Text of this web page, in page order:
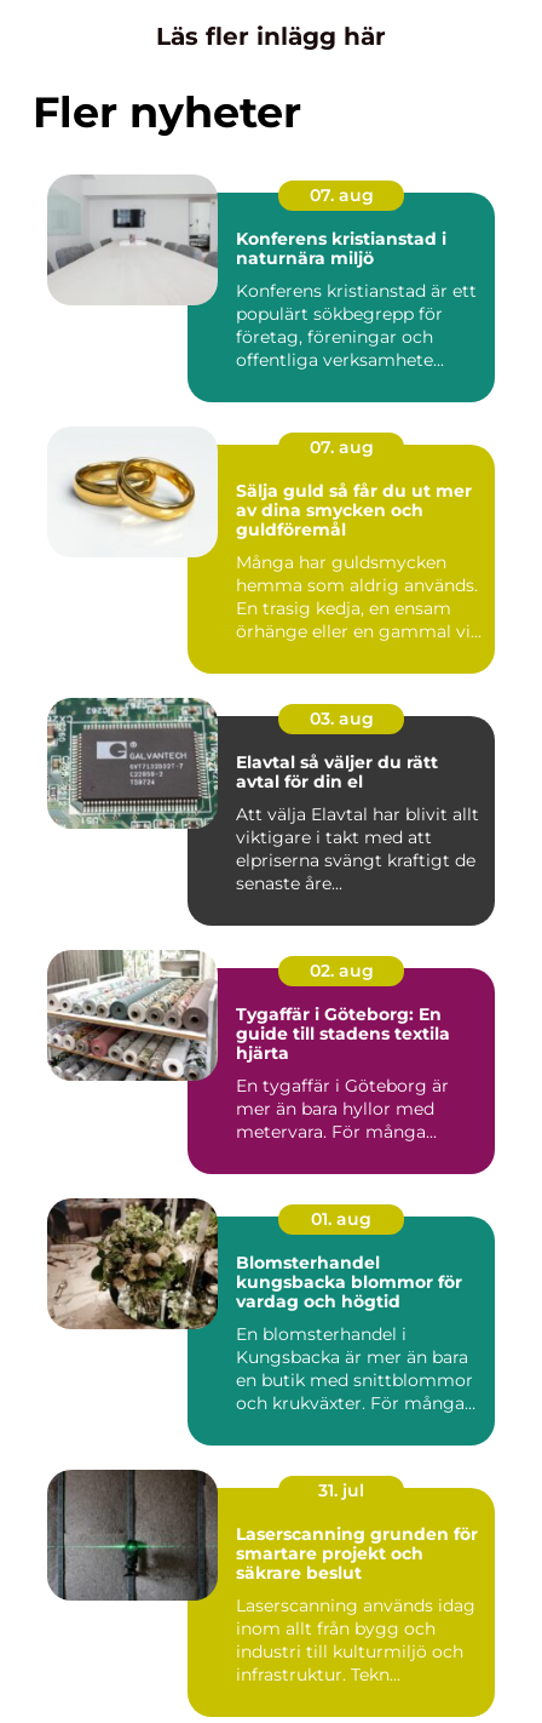
Läs fler inlägg här
Fler nyheter
07. aug
Konferens kristianstad i
naturnära miljö
Konferens kristianstad är ett
populärt sökbegrepp för
företag, föreningar och
offentliga verksamhete...
07. aug
Sälja guld så får du ut mer
av dina smycken och
guldföremål
Många har guldsmycken
hemma som aldrig används.
En trasig kedja, en ensam
örhänge eller en gammal vi...
03. aug
Elavtal så väljer du rätt
avtal för din el
Att välja Elavtal har blivit allt
viktigare i takt med att
elpriserna svängt kraftigt de
senaste åre...
02. aug
Tygaffär i Göteborg: En
guide till stadens textila
hjärta
En tygaffär i Göteborg är
mer än bara hyllor med
metervara. För många...
01. aug
Blomsterhandel
kungsbacka blommor för
vardag och högtid
En blomsterhandel i
Kungsbacka är mer än bara
en butik med snittblommor
och krukväxter. För många
31. jul
Laserscanning grunden för
smartare projekt och
säkrare beslut
Laserscanning används idag
inom allt från bygg och
industri till kulturmiljö och
infrastruktur. Tekn...